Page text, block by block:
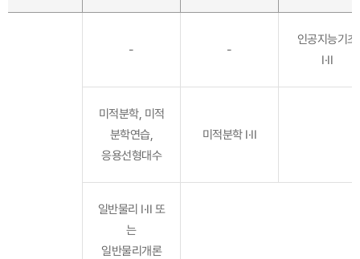
- -
인공지능기초
I·II
미적분학, 미적
분학연습,
응용선형대수
미적분학 I·II
일반물리 I·II 또
는
일반물리개론